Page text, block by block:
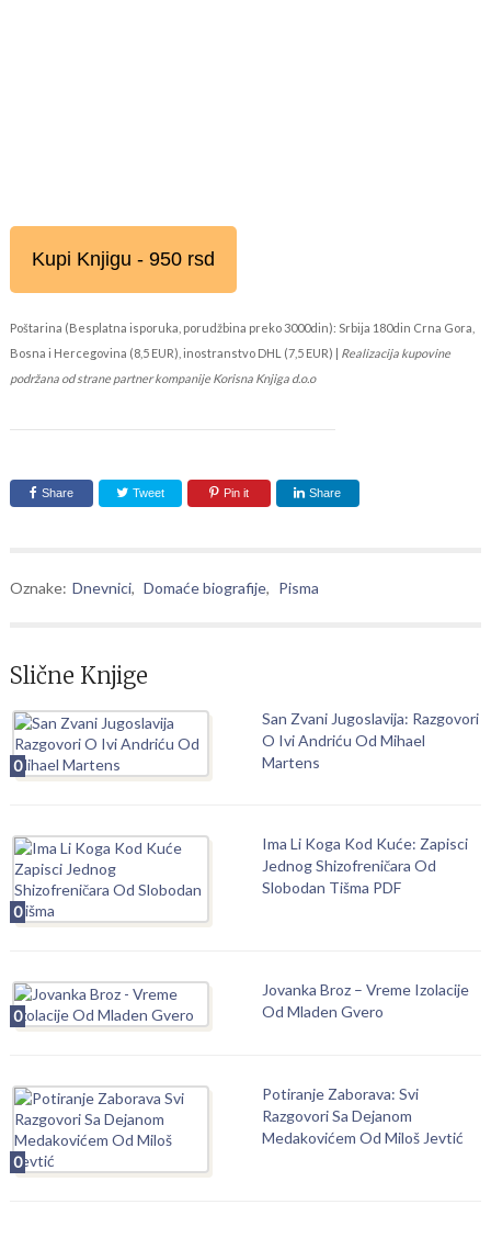
Kupi Knjigu - 950 rsd
Poštarina (Besplatna isporuka, porudžbina preko 3000din): Srbija 180din Crna Gora,
Bosna i Hercegovina (8,5 EUR), inostranstvo DHL (7,5 EUR) | Realizacija kupovine
podržana od strane partner kompanije Korisna Knjiga d.o.o
Share Tweet Pin it Share
Oznake: Dnevnici, Domaće biografije, Pisma
Slične Knjige
0
San Zvani Jugoslavija: Razgovori
O Ivi Andriću Od Mihael
Martens
0
Ima Li Koga Kod Kuće: Zapisci
Jednog Shizofreničara Od
Slobodan Tišma PDF
0
Jovanka Broz – Vreme Izolacije
Od Mladen Gvero
0
Potiranje Zaborava: Svi
Razgovori Sa Dejanom
Medakovićem Od Miloš Jevtić